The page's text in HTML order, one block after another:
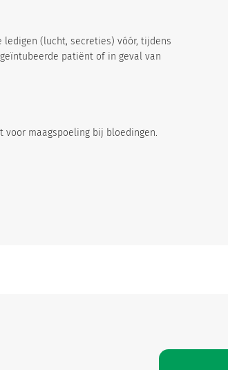
(lucht, secreties) vóór, tijdens
patiënt of in geval van
maagspoeling bij bloedingen.